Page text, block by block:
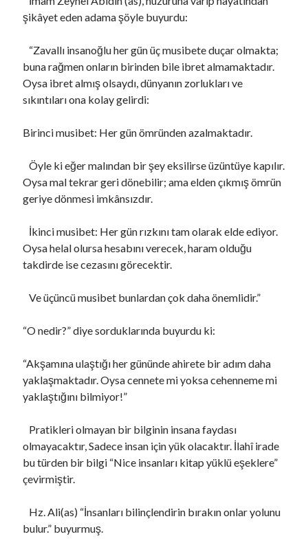
şikâyet eden adama şöyle buyurdu:
“Zavallı insanoğlu her gün üç musibete duçar olmakta;
buna rağmen onların birinden bile ibret almamaktadır.
Oysa ibret almış olsaydı, dünyanın zorlukları ve
sıkıntıları ona kolay gelirdi:
Birinci musibet: Her gün ömründen azalmaktadır.
Öyle ki eğer malından bir şey eksilirse üzüntüye kapılır.
Oysa mal tekrar geri dönebilir; ama elden çıkmış ömrün
geriye dönmesi imkânsızdır.
İkinci musibet: Her gün rızkını tam olarak elde ediyor.
Oysa helal olursa hesabını verecek, haram olduğu
takdirde ise cezasını görecektir.
Ve üçüncü musibet bunlardan çok daha önemlidir.”
“O nedir?” diye sorduklarında buyurdu ki:
“Akşamına ulaştığı her gününde ahirete bir adım daha
yaklaşmaktadır. Oysa cennete mi yoksa cehenneme mi
yaklaştığını bilmiyor!”
Pratikleri olmayan bir bilginin insana faydası
olmayacaktır, Sadece insan için yük olacaktır. İlahî irade
bu türden bir bilgi “Nice insanları kitap yüklü eşeklere”
çevirmiştir.
Hz. Ali(as) “İnsanları bilinçlendirin bırakın onlar yolunu
bulur.” buyurmuş.